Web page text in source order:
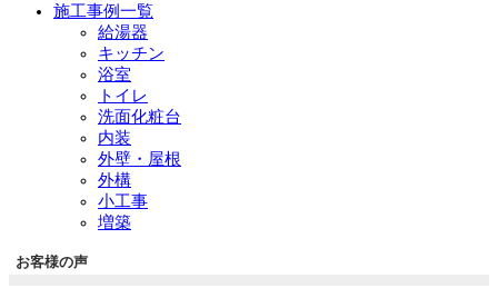
施工事例一覧
給湯器
キッチン
浴室
トイレ
洗面化粧台
内装
外壁・屋根
外構
小工事
増築
お客様の声